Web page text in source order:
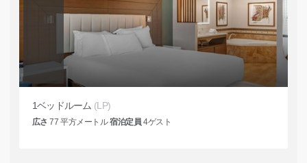
1ベッドルーム (LP)
広さ 77 平方メートル宿泊定員 4ゲスト